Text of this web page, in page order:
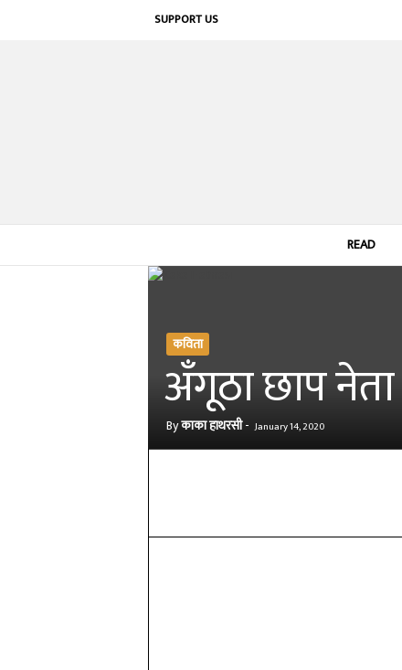
SUPPORT US
READ
कविता
अँगूठा छाप नेता
Byकाका हाथरसी- January 14, 2020